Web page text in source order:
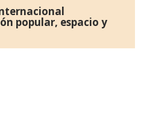
popular, espacio y